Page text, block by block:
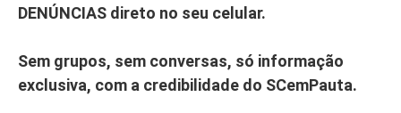
DENÚNCIAS direto no seu celular.
Sem grupos, sem conversas, só informação
exclusiva, com a credibilidade do SCemPauta.